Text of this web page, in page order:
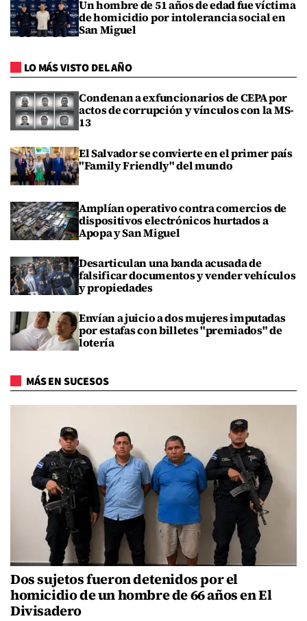
Un hombre de 51 años de edad fue víctima
de homicidio por intolerancia social en
San Miguel
LO MÁS VISTO DEL AÑO
Condenan a exfuncionarios de CEPA por
actos de corrupción y vínculos con la MS-
13
El Salvador se convierte en el primer país
"Family Friendly" del mundo
Amplían operativo contra comercios de
dispositivos electrónicos hurtados a
Apopa y San Miguel
Desarticulan una banda acusada de
falsificar documentos y vender vehículos
y propiedades
Envían a juicio a dos mujeres imputadas
por estafas con billetes "premiados" de
lotería
MÁS EN SUCESOS
Dos sujetos fueron detenidos por el
homicidio de un hombre de 66 años en El
Divisadero